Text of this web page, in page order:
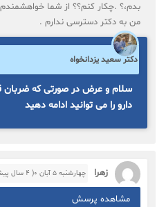
بدم،؟ .چکار کنم؟؟ از شما
من به دکتر دسترسی ندارم .
دکتر سعید یزدانخواه
دارو را می توانید ادامه دهید
زهرا چهارشنبه ۵ آبان ۰( 4 سال پیش)
مشاهده پرسش